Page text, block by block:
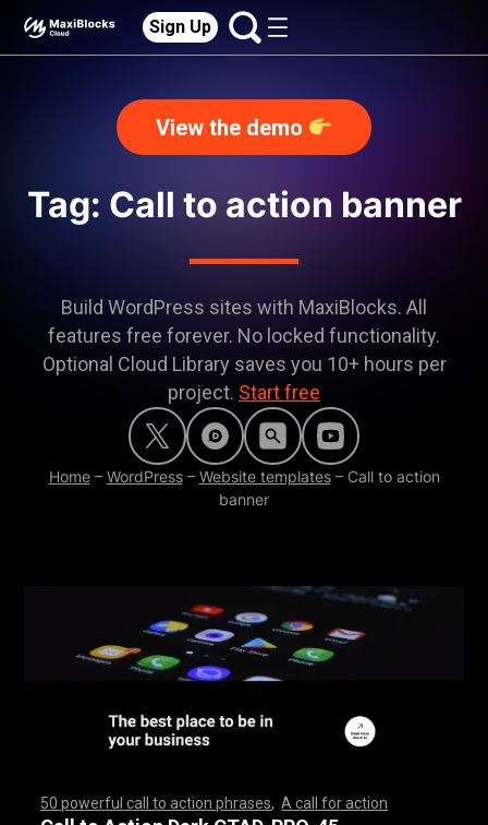
Sign Up
View the demo
Tag: Call to action banner
Build WordPress sites with MaxiBlocks. All
features free forever. No locked functionality.
Optional Cloud Library saves you 10+ hours per
project. Start free
Home– WordPress– Website templates– Call to action
banner
50 powerful call to action phrases ,A call for action
,,,,,,,,,,,,,,,,,,,,,,,,,,,,,,,,,,,, ,,,,,,,,,,,,,,,,,,
,,,,,,,,,,,,,,,,,,,,,,,,,,,,,,,,,,,, ,,,,,,,,,,,,,,,,,,
,,,,,,,,,,,,,,,,,,,,,,